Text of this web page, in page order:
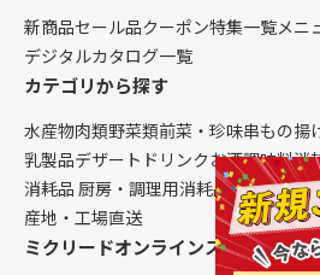
新商品セール品クーポン特集一覧メニ
デジタルカタログ一覧
カテゴリから探す
水産物肉類野菜類前菜・珍味串もの揚
乳製品デザート ドリンク お酒調味料消
消耗品 厨房・調理用消耗品 クレンリ
産地・工場直送
ミクリードオンラインストアについ